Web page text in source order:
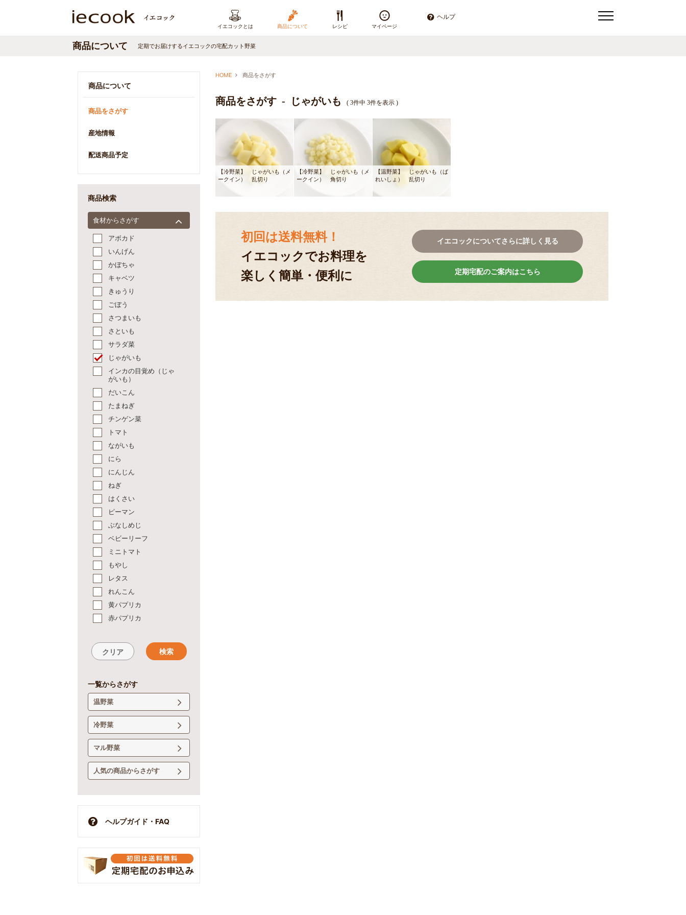
ヘルプ
イエコックとは 商品について レシピ マイページ
定期でお届けするイエコックの宅配カット野菜
商品について
HOME 商品をさがす
商品をさがす - じゃがいも ( 3件中 3件を表示 )
【冷野菜】 じゃがいも（メ
ークイン） 乱切り
【冷野菜】 じゃがいも（メ
ークイン） 角切り
【温野菜】 じゃがいも（ば
れいしょ） 乱切り
初回は送料無料！
イエコックでお料理を
楽しく簡単・便利に
イエコックについてさらに詳しく見る
定期宅配のご案内はこちら
商品について
商品をさがす
産地情報
配送商品予定
商品検索
食材からさがす
アボカド
いんげん
かぼちゃ
キャベツ
きゅうり
ごぼう
さつまいも
さといも
サラダ菜
じゃがいも
インカの目覚め（じゃ
がいも）
だいこん
たまねぎ
チンゲン菜
トマト
ながいも
にら
にんじん
ねぎ
はくさい
ピーマン
ぶなしめじ
ベビーリーフ
ミニトマト
もやし
レタス
れんこん
黄パプリカ
赤パプリカ
クリア 検索
一覧からさがす
温野菜
冷野菜
マル野菜
人気の商品からさがす
ヘルプガイド・FAQ